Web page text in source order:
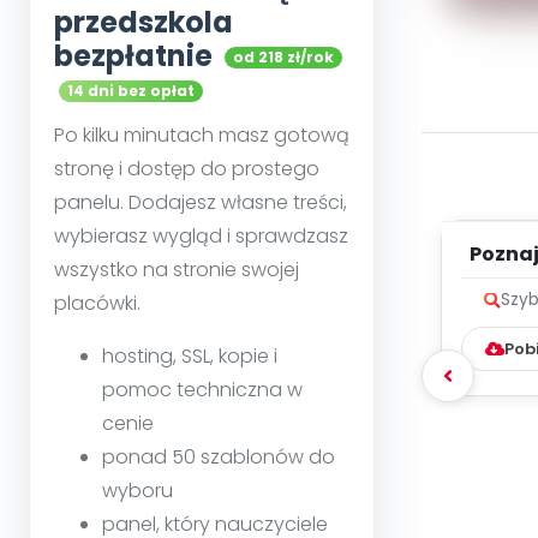
przedszkola
bezpłatnie
od 218 zł/rok
14 dni bez opłat
Po kilku minutach masz gotową
stronę i dostęp do prostego
panelu. Dodajesz własne treści,
wybierasz wygląd i sprawdzasz
wszystko na stronie swojej
placówki.
hosting, SSL, kopie i
pomoc techniczna w
cenie
ponad 50 szablonów do
wyboru
panel, który nauczyciele